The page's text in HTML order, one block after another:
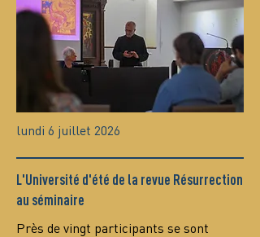
lundi 6 juillet 2026
L'Université d'été de la revue Résurrection
au séminaire
Près de vingt participants se sont